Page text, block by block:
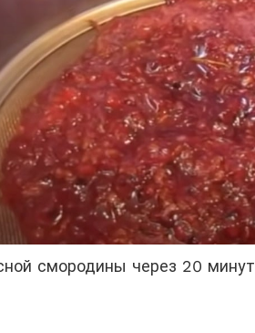
смородины через 20 минут